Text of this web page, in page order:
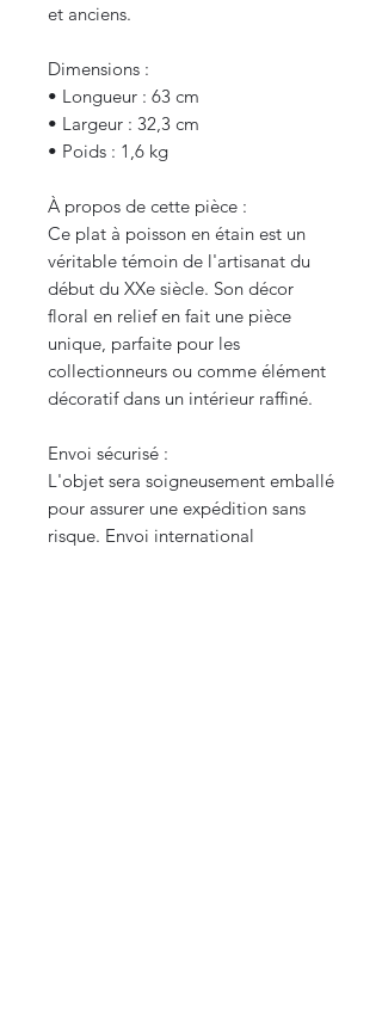
et anciens.
Dimensions :
• Longueur : 63 cm
• Largeur : 32,3 cm
• Poids : 1,6 kg
À propos de cette pièce :
Ce plat à poisson en étain est un
véritable témoin de l'artisanat du
début du XXe siècle. Son décor
floral en relief en fait une pièce
unique, parfaite pour les
collectionneurs ou comme élément
décoratif dans un intérieur raffiné.
Envoi sécurisé :
L'objet sera soigneusement emballé
pour assurer une expédition sans
risque. Envoi international